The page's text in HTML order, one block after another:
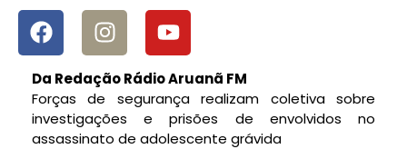
Da Redação Rádio Aruanã FM
Forças de segurança realizam coletiva sobre
investigações e prisões de envolvidos no
assassinato de adolescente grávida